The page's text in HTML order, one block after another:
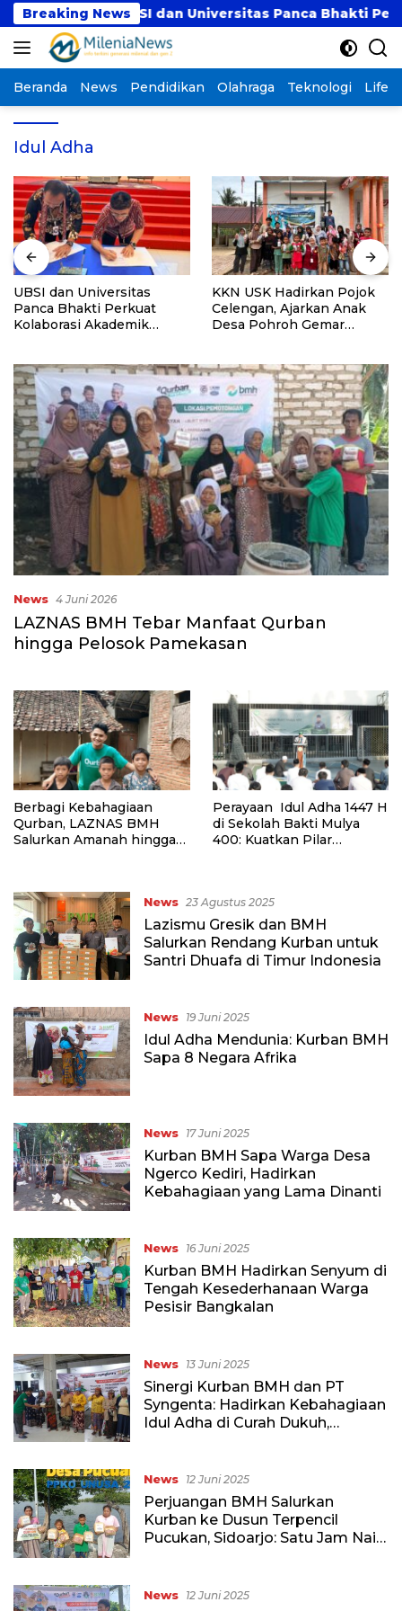
Langsung
ke
konten
Breaking News
UBSI dan Universitas Panca Bhakti Perkuat
Beranda News Pendidikan Olahraga Teknologi
Idul Adha
UBSI dan Universitas
Panca Bhakti Perkuat
Kolaborasi Akademik
KKN USK Hadirkan Pojok
Celengan, Ajarkan Anak
Desa Pohroh Gemar
News 4 Juni 2026
LAZNAS BMH Tebar Manfaat Qurban
hingga Pelosok Pamekasan
Berbagi Kebahagiaan
Qurban, LAZNAS BMH
Salurkan Amanah hingga
Perayaan Idul Adha 1447 H
di Sekolah Bakti Mulya
400: Kuatkan Pilar
News 23 Agustus 2025
Lazismu Gresik dan BMH
Salurkan Rendang Kurban untuk
Santri Dhuafa di Timur Indonesia
News 19 Juni 2025
Idul Adha Mendunia: Kurban BMH
Sapa 8 Negara Afrika
News 17 Juni 2025
Kurban BMH Sapa Warga Desa
Ngerco Kediri, Hadirkan
Kebahagiaan yang Lama Dinanti
News 16 Juni 2025
Kurban BMH Hadirkan Senyum di
Tengah Kesederhanaan Warga
Pesisir Bangkalan
News 13 Juni 2025
Sinergi Kurban BMH dan PT
Syngenta: Hadirkan Kebahagiaan
Idul Adha di Curah Dukuh,
News 12 Juni 2025
Perjuangan BMH Salurkan
Kurban ke Dusun Terpencil
Pucukan, Sidoarjo: Satu Jam Naik
News 12 Juni 2025